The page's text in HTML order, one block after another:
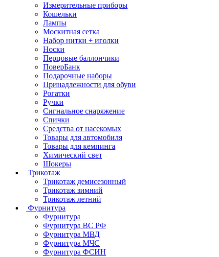
Измерительные приборы
Кошельки
Лампы
Москитная сетка
Набор нитки + иголки
Носки
Перцовые баллончики
ПоверБанк
Подарочные наборы
Принадлежности для обуви
Рогатки
Ручки
Сигнальное снаряжение
Спички
Средства от насекомых
Товары для автомобиля
Товары для кемпинга
Химический свет
Шокеры
Трикотаж
Трикотаж демисезонный
Трикотаж зимний
Трикотаж летний
Фурнитура
Фурнитура
Фурнитура ВС РФ
Фурнитура МВД
Фурнитура МЧС
Фурнитура ФСИН